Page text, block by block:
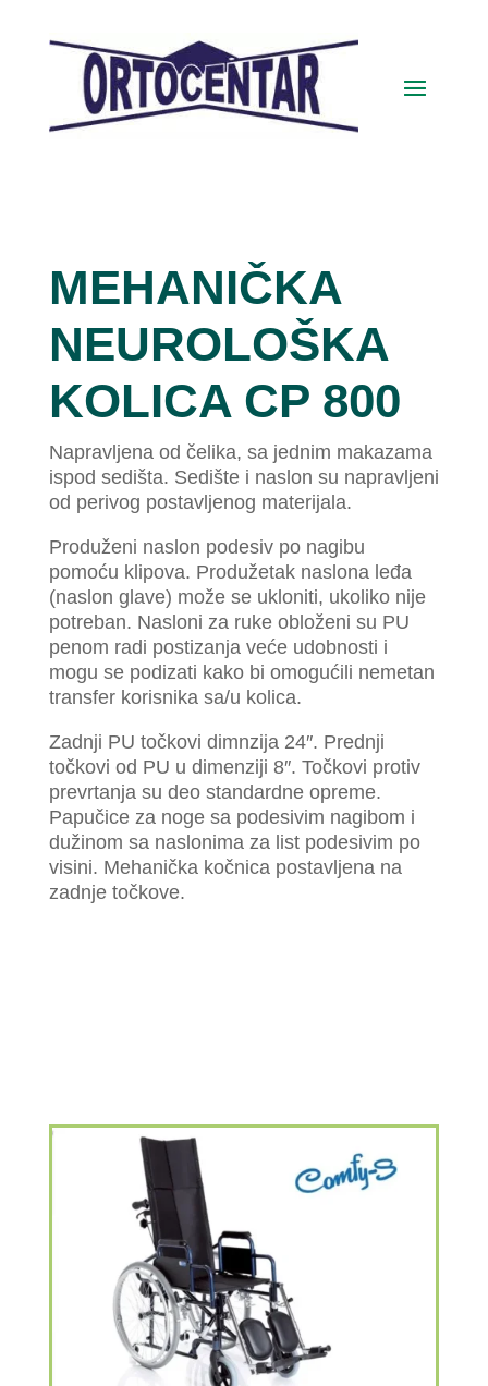
MEHANIČKA
NEUROLOŠKA
KOLICA CP 800
Napravljena od čelika, sa jednim makazama
ispod sedišta. Sedište i naslon su napravljeni
od perivog postavljenog materijala.
Produženi naslon podesiv po nagibu
pomoću klipova. Produžetak naslona leđa
(naslon glave) može se ukloniti, ukoliko nije
potreban. Nasloni za ruke obloženi su PU
penom radi postizanja veće udobnosti i
mogu se podizati kako bi omogućili nemetan
transfer korisnika sa/u kolica.
Zadnji PU točkovi dimnzija 24″. Prednji
točkovi od PU u dimenziji 8″. Točkovi protiv
prevrtanja su deo standardne opreme.
Papučice za noge sa podesivim nagibom i
dužinom sa naslonima za list podesivim po
visini. Mehanička kočnica postavljena na
zadnje točkove.